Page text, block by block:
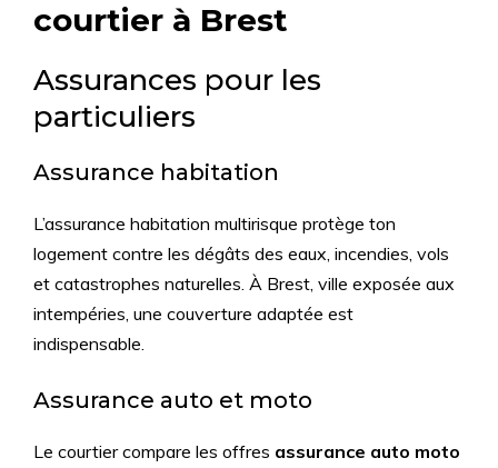
courtier à Brest
Assurances pour les
particuliers
Assurance habitation
L’assurance habitation multirisque protège ton
logement contre les dégâts des eaux, incendies, vols
et catastrophes naturelles. À Brest, ville exposée aux
intempéries, une couverture adaptée est
indispensable.
Assurance auto et moto
Le courtier compare les offres assurance auto moto